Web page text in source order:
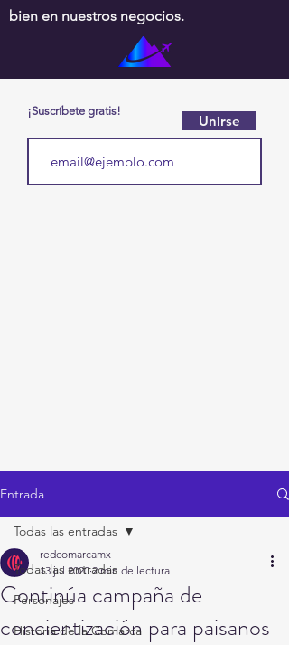
bien en nuestros negocios.
¡Suscríbete gratis!
Unirse
Entrada
Todas las entradas
Personajes
Historia de la Comarca
Todas las entradas
Continúa campaña de
concientización para paisanos
redcomarcamx
13 jul 2020 2 min de lectura